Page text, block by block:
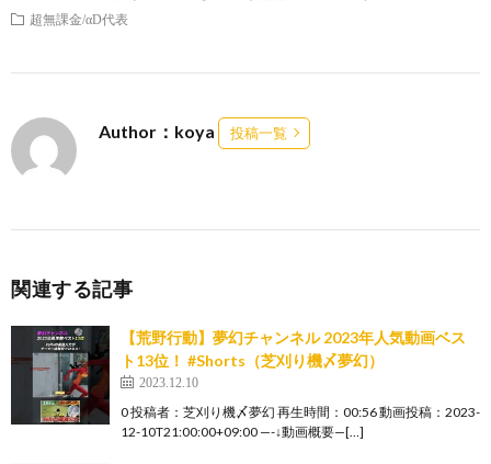
超無課金/αD代表
Author：koya 投稿一覧
関連する記事
【荒野行動】夢幻チャンネル 2023年人気動画ベス
ト13位！ #Shorts（芝刈り機〆夢幻）
2023.12.10
0 投稿者：芝刈り機〆夢幻 再生時間：00:56 動画投稿：2023-
12-10T21:00:00+09:00 —-↓動画概要—[…]